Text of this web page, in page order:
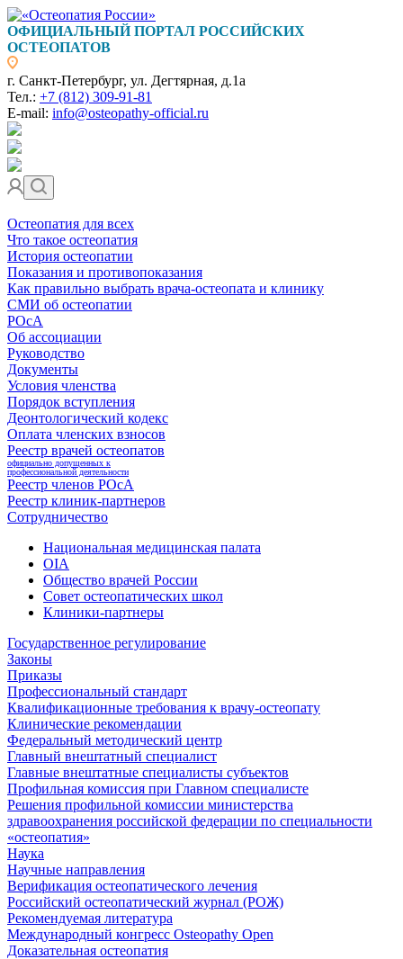
ОФИЦИАЛЬНЫЙ ПОРТАЛ РОССИЙСКИХ
ОСТЕОПАТОВ
г. Санкт-Петербург, ул. Дегтярная, д.1а
Тел.: +7 (812) 309-91-81
E-mail: info@osteopathy-official.ru
Остеопатия для всех
Что такое остеопатия
История остеопатии
Показания и противопоказания
Как правильно выбрать врача-остеопата и клинику
СМИ об остеопатии
РОсА
Об ассоциации
Руководство
Документы
Условия членства
Порядок вступления
Деонтологический кодекс
Оплата членских взносов
Реестр врачей остеопатов
официально допущенных к
профессиональной деятельности
Реестр членов РОсА
Реестр клиник-партнеров
Сотрудничество
Национальная медицинская палата
OIA
Общество врачей России
Совет остеопатических школ
Клиники-партнеры
Государственное регулирование
Законы
Приказы
Профессиональный стандарт
Квалификационные требования к врачу-остеопату
Клинические рекомендации
Федеральный методический центр
Главный внештатный специалист
Главные внештатные специалисты субъектов
Профильная комиссия при Главном специалисте
Решения профильной комиссии министерства
здравоохранения российской федерации по специальности
«остеопатия»
Наука
Научные направления
Верификация остеопатического лечения
Российский остеопатический журнал (РОЖ)
Рекомендуемая литература
Международный конгресс Osteopathy Open
Доказательная остеопатия